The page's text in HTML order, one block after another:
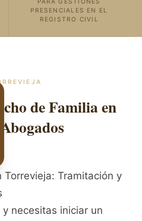
PRESENCIALES EN EL
REGISTRO CIVIL
de Familia en
Tramitación y
necesitas iniciar un